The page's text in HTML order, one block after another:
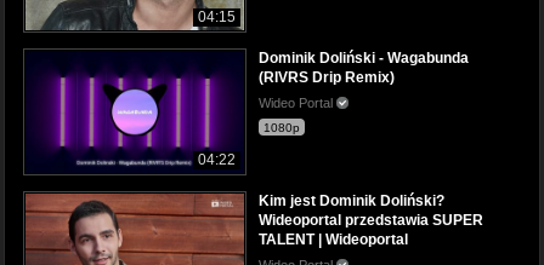
04:15
04:22
Dominik Doliński - Wagabunda
(RIVRS Drip Remix)
Wideo Portal
1080p
Kim jest Dominik Doliński?
Wideoportal przedstawia SUPER
TALENT | Wideoportal